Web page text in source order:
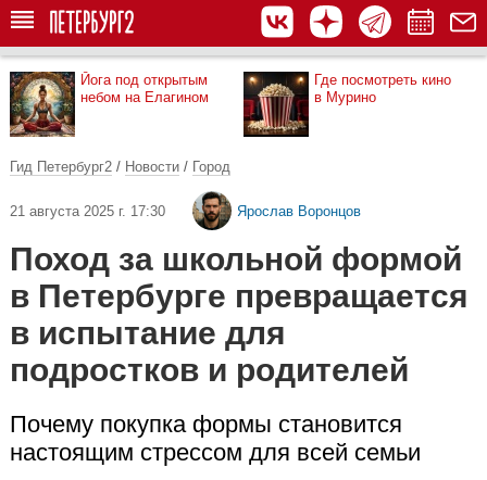
Йога под открытым
небом на Елагином
Где посмотреть кино
в Мурино
Гид Петербург2 / Новости / Город
21 августа 2025 г. 17:30 Ярослав Воронцов
Поход за школьной формой
в Петербурге превращается
в испытание для
подростков и родителей
Почему покупка формы становится
настоящим стрессом для всей семьи